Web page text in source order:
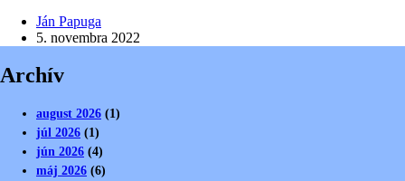
Ján Papuga
5. novembra 2022
Archív
august 2026 (1)
júl 2026 (1)
jún 2026 (4)
máj 2026 (6)